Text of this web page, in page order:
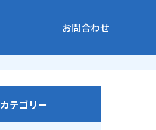
お問合わせ
カテゴリー